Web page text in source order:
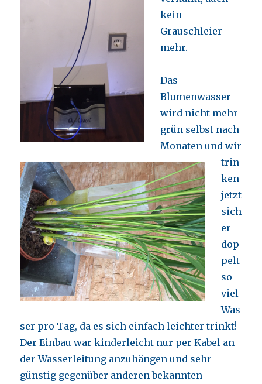
kein
Grauschleier
mehr.
Das
Blumenwasser
wird nicht mehr
grün selbst nach
Monaten und wir
trin
ken
jetzt
sich
er
dop
pelt
so
viel
Was
ser pro Tag, da es sich einfach leichter trinkt!
Der Einbau war kinderleicht nur per Kabel an
der Wasserleitung anzuhängen und sehr
günstig gegenüber anderen bekannten